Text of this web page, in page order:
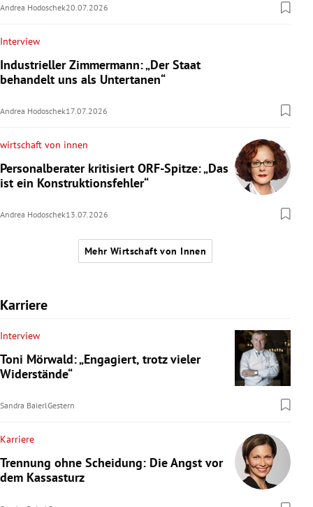
Andrea Hodoschek20.07.2026
Interview
Industrieller Zimmermann: „Der Staat
behandelt uns als Untertanen“
Andrea Hodoschek17.07.2026
wirtschaft von innen
Personalberater kritisiert ORF-Spitze: „Das
ist ein Konstruktionsfehler“
Andrea Hodoschek13.07.2026
Mehr Wirtschaft von Innen
Karriere
Interview
Toni Mörwald: „Engagiert, trotz vieler
Widerstände“
Sandra BaierlGestern
Karriere
Trennung ohne Scheidung: Die Angst vor
dem Kassasturz